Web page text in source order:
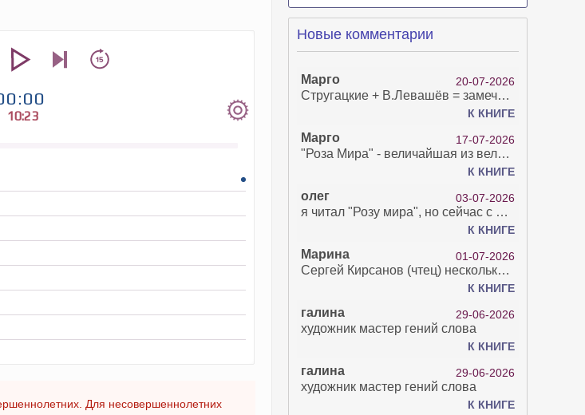
10:23
Для несовершеннолетних
Новые комментарии
Марго 20-07-2026
Стругацкие + В.Левашёв = замечательно!
К КНИГЕ
Марго 17-07-2026
"Роза Мира" - величайшая из великих Книг - она отвечает на все вопросы, прочитать её нелегко...
К КНИГЕ
олег 03-07-2026
я читал "Розу мира", но сейчас с возрастом зрение рухнуло. Но хочется ещё почитать. Просто захватывает. Хорошо, что есть А КНИГА. Спасибо за вашу работу.
К КНИГЕ
Марина 01-07-2026
Сергей Кирсанов (чтец) несколько раз рыгнул в микрофон. В наушниках это было хорошо слышно и сильно неприятно. Я понимаю, что это бесплатная аудиокнига, но не до такой же степени наплевать на слушателя..
К КНИГЕ
галина 29-06-2026
художник мастер гений слова
К КНИГЕ
галина 29-06-2026
художник мастер гений слова
К КНИГЕ